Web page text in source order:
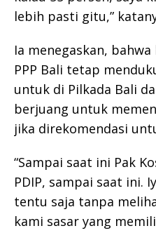
lebih pasti gitu,”
Ia menegaskan,
PPP Bali tetap
untuk di Pilkada Bali
berjuang untuk
jika direkomendasi
“Sampai saat ini Pak
PDIP, sampai saat ini.
tentu saja tanpa
kami sasar yang